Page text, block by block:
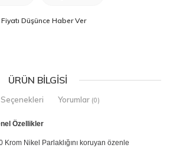
Fiyatı Düşünce Haber Ver
ÜRÜN BILGISI
Yorumlar (0)
Özellikler
Nikel Parlaklığını koruyan özenle